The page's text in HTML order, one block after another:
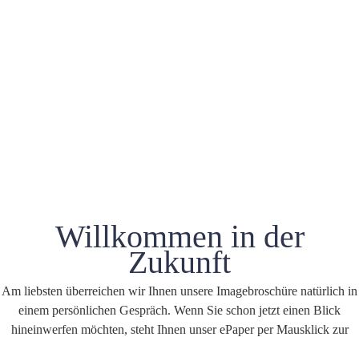
Willkommen in der
Zukunft
Am liebsten überreichen wir Ihnen unsere Imagebroschüre natürlich in
einem persönlichen Gespräch. Wenn Sie schon jetzt einen Blick
hineinwerfen möchten, steht Ihnen unser ePaper per Mausklick zur